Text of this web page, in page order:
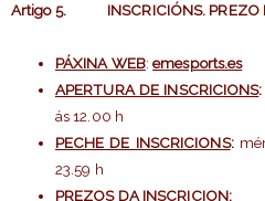
Artigo 5. INSCRICIÓNS. PREZO
PÁXINA WEB:emesports.es
APERTURA DE INSCRICIONS:
ás 12.00 h
PECHE DE INSCRICIONS:
23.59 h
PREZOS DA INSCRICION: